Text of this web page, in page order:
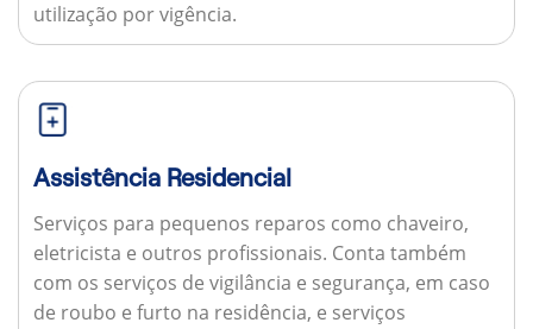
utilização por vigência.
Assistência Residencial
Serviços para pequenos reparos como chaveiro,
eletricista e outros profissionais. Conta também
com os serviços de vigilância e segurança, em caso
de roubo e furto na residência, e serviços